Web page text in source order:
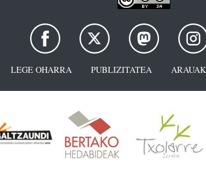
LEGE OHARRA PUBLIZITATEA ARAUAK